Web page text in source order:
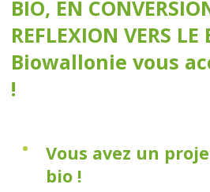
BIO, EN
REFLEXION VERS LE
Biowallonie vous
!
Vous avez un
bio !